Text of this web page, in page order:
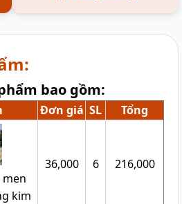
bao gồm:
Đơn giá SL Tổng
men
kim
36,000 6 216,000